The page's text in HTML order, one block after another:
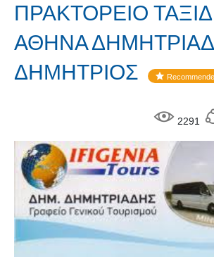
ΠΡΑΚΤΟΡΕΙΟ
ΑΘΗΝΑ
ΔΗΜΗΤΡΙΟΣ
2291